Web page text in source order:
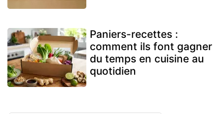
Paniers-recettes :
comment ils font gagner
du temps en cuisine au
quotidien